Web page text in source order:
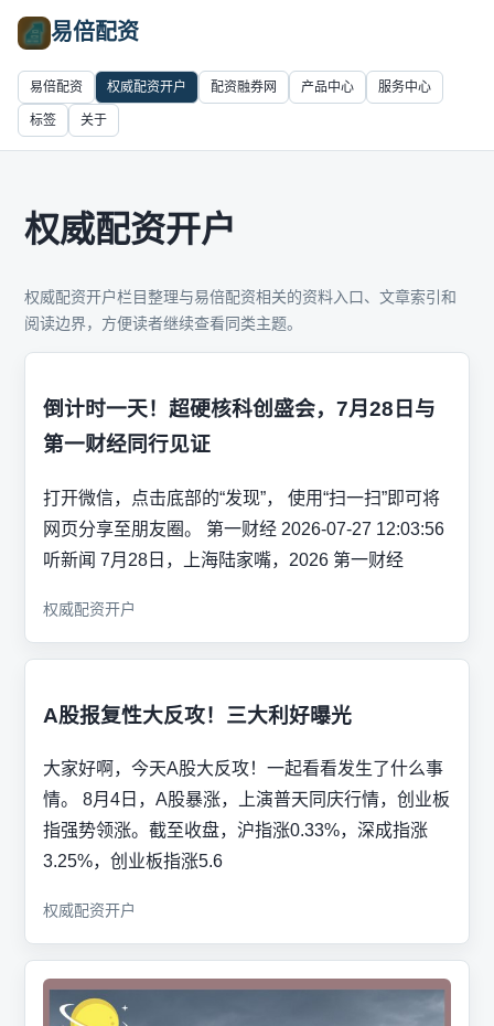
易倍配资
易倍配资 权威配资开户 配资融券网 产品中心 服务中心
标签 关于
权威配资开户
权威配资开户栏目整理与易倍配资相关的资料入口、文章索引和
阅读边界，方便读者继续查看同类主题。
倒计时一天！超硬核科创盛会，7月28日与
第一财经同行见证
打开微信，点击底部的“发现”， 使用“扫一扫”即可将
网页分享至朋友圈。 第一财经 2026-07-27 12:03:56
听新闻 7月28日，上海陆家嘴，2026 第一财经
权威配资开户
A股报复性大反攻！三大利好曝光
大家好啊，今天A股大反攻！一起看看发生了什么事
情。 8月4日，A股暴涨，上演普天同庆行情，创业板
指强势领涨。截至收盘，沪指涨0.33%，深成指涨
3.25%，创业板指涨5.6
权威配资开户